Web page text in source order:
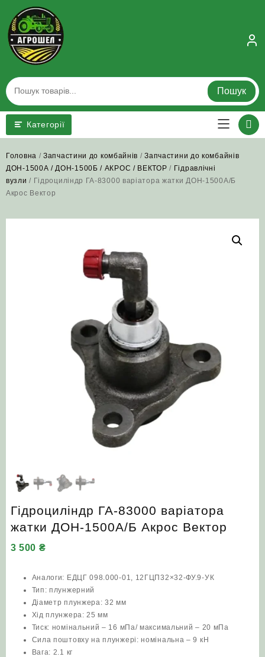
content
Пошук
Категорії
Головна /Запчастини до комбайнів /Запчастини до комбайнів
ДОН-1500А / ДОН-1500Б / АКРОС / ВЕКТОР / Гідравлічні
вузли / Гідроциліндр ГА-83000 варіатора жатки ДОН-1500А/Б
Акрос Вектор
Гідроциліндр ГА-83000 варіатора
жатки ДОН-1500А/Б Акрос Вектор
3 500 ₴
Аналоги: ЕДЦГ 098.000-01, 12ГЦП32×32-ФУ.9-УК
Тип: плунжерний
Діаметр плунжера: 32 мм
Хід плунжера: 25 мм
Тиск: номінальний – 16 мПа/ максимальний – 20 мПа
Сила поштовху на плунжері: номінальна – 9 кН
Вага: 2.1 кг